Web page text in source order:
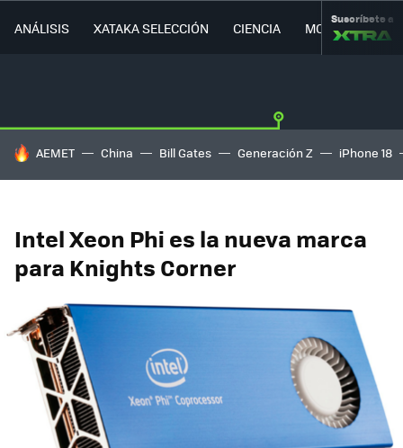
ANÁLISIS XATAKA SELECCIÓN CIENCIA MOVILIDAD
Suscríbete a
HOY SE HABLA DE
AEMET China Bill Gates Generación Z iPhone 18
Intel Xeon Phi es la nueva marca
para Knights Corner